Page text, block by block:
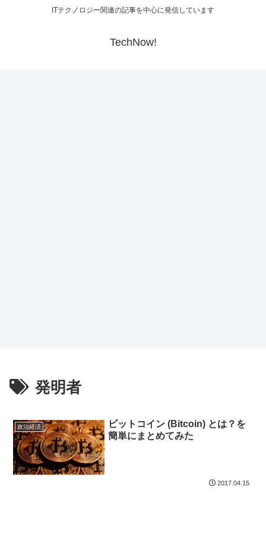
ITテクノロジー関連の記事を中心に発信しています
TechNow!
発明者
政治経済
ビットコイン (Bitcoin) とは？を
簡単にまとめてみた
2017.04.15